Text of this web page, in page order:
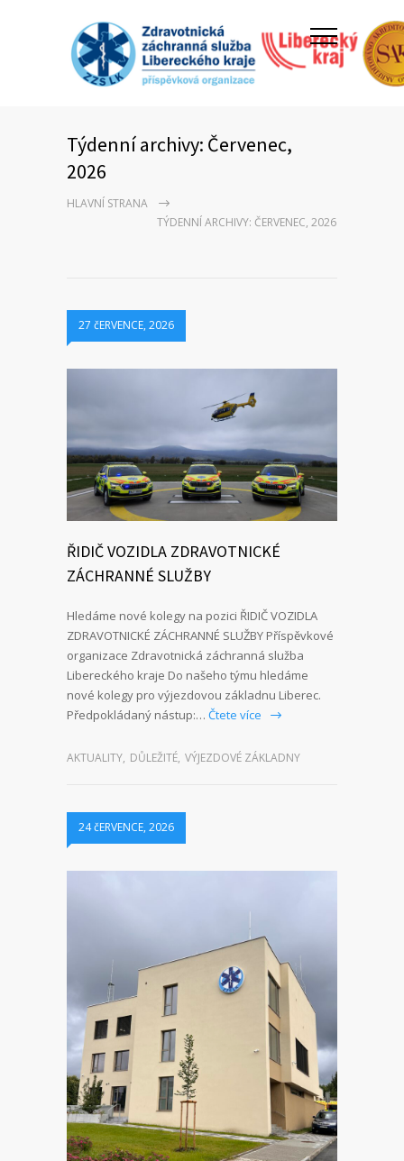
Týdenní archivy: Červenec,
2026
HLAVNÍ STRANA
TÝDENNÍ ARCHIVY: ČERVENEC, 2026
27 čERVENCE, 2026
ŘIDIČ VOZIDLA ZDRAVOTNICKÉ
ZÁCHRANNÉ SLUŽBY
Hledáme nové kolegy na pozici ŘIDIČ VOZIDLA
ZDRAVOTNICKÉ ZÁCHRANNÉ SLUŽBY Příspěvkové
organizace Zdravotnická záchranná služba
Libereckého kraje Do našeho týmu hledáme
nové kolegy pro výjezdovou základnu Liberec.
Předpokládaný nástup:… Čtete více
AKTUALITY, DŮLEŽITÉ, VÝJEZDOVÉ ZÁKLADNY
24 čERVENCE, 2026